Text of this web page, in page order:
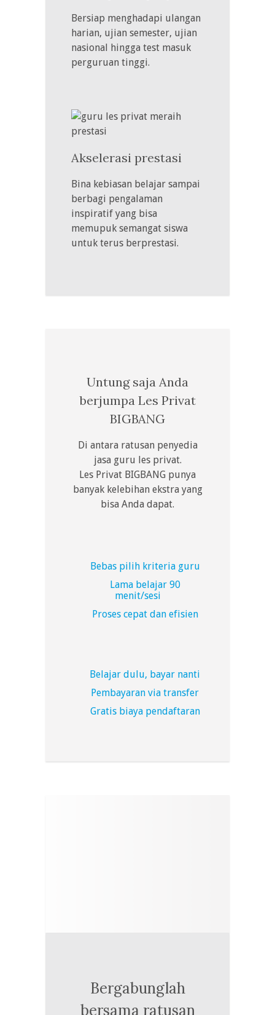
Bersiap menghadapi ulangan
harian, ujian semester, ujian
nasional hingga test masuk
perguruan tinggi.
Akselerasi prestasi
Bina kebiasan belajar sampai
berbagi pengalaman
inspiratif yang bisa
memupuk semangat siswa
untuk terus berprestasi.
Untung saja Anda
berjumpa Les Privat
BIGBANG
Di antara ratusan penyedia
jasa guru les privat.
Les Privat BIGBANG punya
banyak kelebihan ekstra yang
bisa Anda dapat.
Bebas pilih kriteria guru
Lama belajar 90
menit/sesi
Proses cepat dan efisien
Belajar dulu, bayar nanti
Pembayaran via transfer
Gratis biaya pendaftaran
Bergabunglah
bersama ratusan